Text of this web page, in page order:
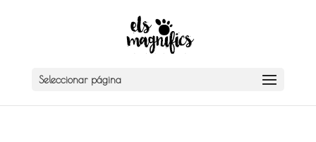
Seleccionar página